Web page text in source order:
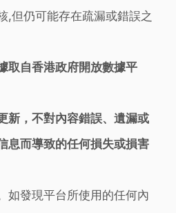
,但仍可能存在疏漏或錯誤之
取自香港政府開放數據平
新，不對內容錯誤、遺漏或
息而導致的任何損失或損害
如發現平台所使用的任何內